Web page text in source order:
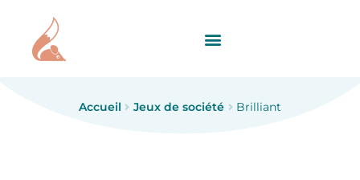
Accueil Jeux de société Brilliant